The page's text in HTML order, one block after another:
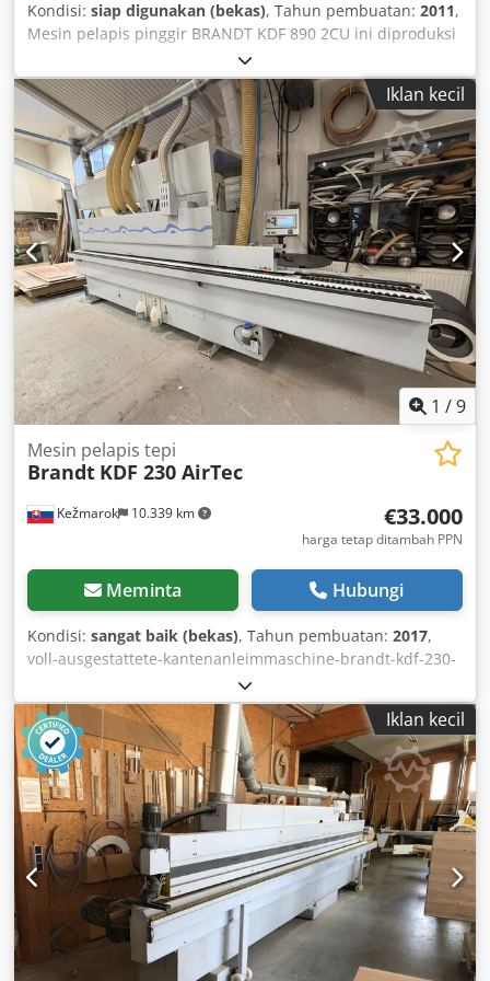
destination. External Reference: 6216
Kondisi: siap digunakan (bekas), Tahun pembuatan: 2011,
Mesin pelapis pinggir BRANDT KDF 890 2CU ini diproduksi
pada tahun 2011. Mesin ini dilengkapi dengan unit jointer,
unit pengeleman, unit pemotong, unit pra-frais, unit frais
pembentuk, pisau tarik profil, pisau tarik permukaan, unit
pemoles, dan unit frais alur. Manfaatkan kesempatan ini
untuk membeli mesin pelapis pinggir BRANDT KDF 890
2CU ini. Silakan hubungi kami untuk informasi lebih lanjut.
Perlengkapan tambahan • Unit jointer • Unit pengeleman •
Unit pemotong • Unit pra-frais • Unit frais pembentuk
Cjdex D N T Ejpfx Af Uorf • Pisau tarik profil • Pisau tarik
permukaan • Unit pemoles • Unit frais alur Informasi
tambahan Mesin masih dalam kondisi teraliri listrik.
Iklan kecil
1 /9
Kežmarok 10.339 km
Mesin pelapis tepi
Brandt KDF 230 AirTec
€33.000
harga tetap ditambah PPN
Meminta Hubungi
Kondisi: sangat baik (bekas), Tahun pembuatan: 2017,
voll-ausgestattete-kantenanleimmaschine-brandt-kdf-230-
airtec-20 17 Csdpfeythxmex Af Uorf
Iklan kecil